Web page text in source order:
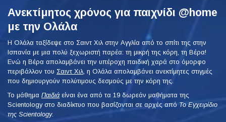
Ανεκτίμητος χρόνος για παιχνίδι @home
με την Ολάλα
Η Ολάλα ταξίδεψε στο Σαιντ Χιλ στην Αγγλία από το σπίτι της στην
Ισπανία με μια πολύ ξεχωριστή παρέα: τη μικρή της κόρη, τη Βέρα!
Ενώ η Βέρα απολαμβάνει την υπέροχη παιδική χαρά στο όμορφο
περιβάλλον του Σαιντ Χιλ , η Ολάλα απολαμβάνει ανεκτίμητες στιγμές
που δημιουργούν πολύτιμους δεσμούς με την κόρη της.
Το μάθημα Παιδιάείναι ένα από τα 19 δωρεάν μαθήματα της
Scientology στο διαδίκτυο που βασίζονται σε αρχές από Το Εγχειρίδιο
της Scientology.